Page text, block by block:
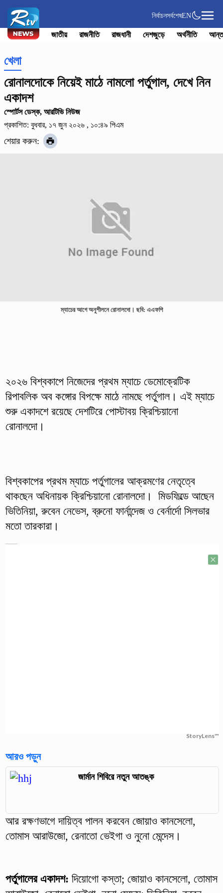
নির্বাচনসর্বশেষEN
জাতীয় রাজনীতি রাজধানী দেশজুড়ে অর্থনীতি
খেলা
রোনালদোকে নিয়েই মাঠে নামলো পর্তুগাল, দেখে নিন
একাদশ
স্পোর্টস ডেস্ক, আরটিভি নিউজ
প্রকাশিত: বুধবার, ১৭ জুন ২০২৬ , ১০:৪৯ পিএম
শেয়ার করুন:
ম্যাচের আগে অনুশীলনে রোনালদো। ছবি: এএফপি
২০২৬ বিশ্বকাপে নিজেদের প্রথম ম্যাচে ডেমোক্রেটিক
রিপাবলিক অব কঙ্গোর বিপক্ষে মাঠে নামছে পর্তুগাল। এই ম্যাচে
শুরু একাদশে রয়েছে দেশটিরে পোস্টাবয় ক্রিশ্চিয়ানো
রোনালদো।
বিশ্বকাপের প্রথম ম্যাচে পর্তুগালের আক্রমণের নেতৃত্বে
থাকছেন অধিনায়ক ক্রিশ্চিয়ানো রোনালদো। মিডফিল্ডে আছেন
ভিতিনিয়া, রুবেন নেভেস, ব্রুনো ফার্নান্দেজ ও বের্নার্দো সিলভার
মতো তারকারা।
StoryLens™
আরও পড়ুন
জার্মান শিবিরে নতুন আতঙ্ক
আর রক্ষণভাগে দায়িত্ব পালন করবেন জোয়াও কানসেলো,
তোমাস আরাউজো, রেনাতো ভেইগা ও নুনো মেন্দেস।
পর্তুগালের একাদশ: দিয়োগো কস্তা; জোয়াও কানসেলো, তোমাস